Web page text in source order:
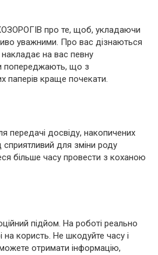
про те, щоб, укладаючи
уважними. Про вас дізнаються
на вас певну
попереджають, що з
паперів краще почекати.
передачі досвіду, накопичених
сприятливий для зміни роду
більше часу провести з коханою
підйом. На роботі реально
на користь. Не шкодуйте часу і
отримати інформацію,